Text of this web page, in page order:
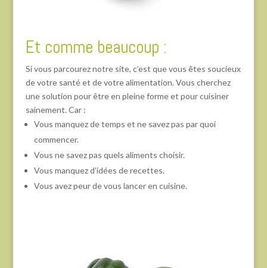
Et comme beaucoup :
Si vous parcourez notre site, c’est que vous êtes soucieux
de votre santé et de votre alimentation. Vous cherchez
une solution pour être en pleine forme et pour cuisiner
sainement. Car :
Vous manquez de temps et ne savez pas par quoi
commencer.
Vous ne savez pas quels aliments choisir.
Vous manquez d’idées de recettes.
Vous avez peur de vous lancer en cuisine.